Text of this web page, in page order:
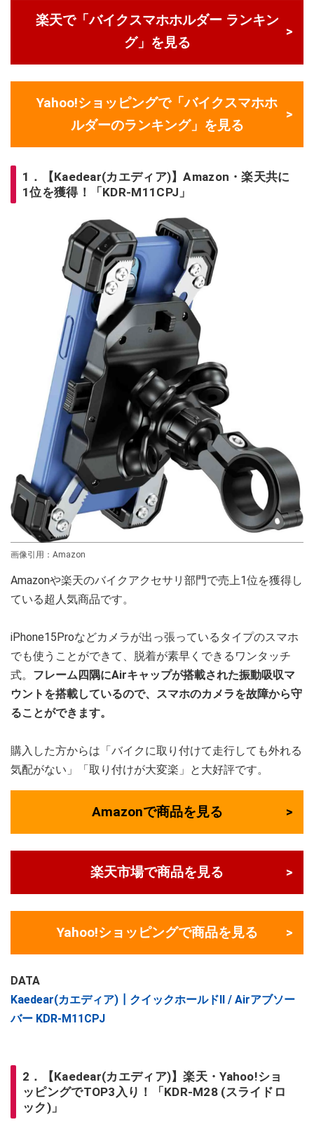
楽天で「バイクスマホホルダー ランキン
グ」を見る
Yahoo!ショッピングで「バイクスマホホ
ルダーのランキング」を見る
1．【Kaedear(カエディア)】Amazon・楽天共に
1位を獲得！「KDR-M11CPJ」
画像引用：Amazon
Amazonや楽天のバイクアクセサリ部門で売上1位を獲得し
ている超人気商品です。
iPhone15Proなどカメラが出っ張っているタイプのスマホ
でも使うことができて、脱着が素早くできるワンタッチ
式。 フレーム四隅にAirキャップが搭載された振動吸収マ
ウントを搭載しているので、スマホのカメラを故障から守
ることができます。
購入した方からは「バイクに取り付けて走行しても外れる
気配がない」「取り付けが大変楽」と大好評です。
Amazonで商品を見る
楽天市場で商品を見る
Yahoo!ショッピングで商品を見る
DATA
Kaedear(カエディア)┃クイックホールドⅡ / Airアブソー
バー KDR-M11CPJ
2．【Kaedear(カエディア)】楽天・Yahoo!ショ
ッピングでTOP3入り！「KDR-M28 (スライドロ
ック)」